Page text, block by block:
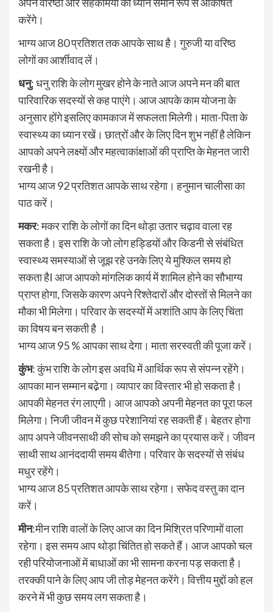
करेंगे।
भाग्‍य आज 80 प्रतिशत तक आपके साथ है। गुरुजी या वरिष्ठ
लोगों का आर्शीवाद लें।
धनु: धनु राशि के लोग मुखर होने के नाते आज अपने मन की बात
पारिवारिक सदस्यों से कह पाएंगे। आज आपके काम योजना के
अनुसार होंगे इसलिए कामकाज में सफलता मिलेगी। माता-पिता के
स्वास्थ्य का ध्यान रखें। छात्रों और के लिए दिन शुभ नहीं है लेकिन
आपको अपने लक्ष्यों और महत्वाकांक्षाओं की प्राप्ति के मेहनत जारी
रखनी है।
भाग्य आज 92 प्रतिशत आपके साथ रहेगा। हनुमान चालीसा का
पाठ करें।
मकर: मकर राशि के लोगों का दिन थोड़ा उतार चढ़ाव वाला रह
सकता है। इस राशि के जो लोग हड्डियों और किडनी से संबंधित
स्वास्थ्य समस्याओं से जूझ रहे उनके लिए ये मुश्किल समय हो
सकता हैI आज आपको मांगलिक कार्य में शामिल होने का सौभाग्य
प्राप्त होगा, जिसके कारण अपने रिश्तेदारों और दोस्तों से मिलने का
मौका भी मिलेगा। परिवार के सदस्यों में अशांति आप के लिए चिंता
का विषय बन सकती है ।
भाग्य आज 95 % आपका साथ देगा। माता सरस्वती की पूजा करें।
कुंभ: कुंभ राशि के लोग इस अवधि में आर्थिक रूप से संपन्न रहेंगे।
आपका मान सम्मान बढे़गा। व्यापार का विस्तार भी हो सकता है।
आपकी मेहनत रंग लाएगी। आज आपको अपनी मेहनत का पूरा फल
मिलेगा। निजी जीवन में कुछ परेशानियां रह सकती हैं। बेहतर होगा
आप अपने जीवनसाथी की सोच को समझने का प्रयास करें। जीवन
साथी साथ आनंददायी समय बीतेगा। परिवार के सदस्यों से संबंध
मधुर रहेंगे।
भाग्य आज 85 प्रतिशत आपके साथ रहेगा। सफेद वस्तु का दान
करें।
मीन:मीन राशि वालों के लिए आज का दिन मिश्रित परिणामों वाला
रहेगा। इस समय आप थोड़ा चिंतित हो सकते हैं। आज आपको चल
रही परियोजनाओं में बाधाओं का भी सामना करना पड़ सकता है।
तरक्की पाने के लिए आप जी तोड़ मेहनत करेंगे। वित्तीय मुद्दों को हल
करने में भी कुछ समय लग सकता है।